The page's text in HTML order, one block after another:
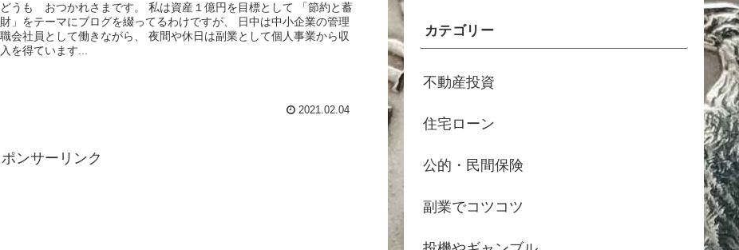
どうも おつかれさまです。 私は資産１億円を目標として 「節約と蓄
財」をテーマにブログを綴ってるわけですが、 日中は中小企業の管理
職会社員として働きながら、 夜間や休日は副業として個人事業から収
入を得ています...
2021.02.04
ンサーリンク
カテゴリー
不動産投資
住宅ローン
公的・民間保険
副業でコツコツ